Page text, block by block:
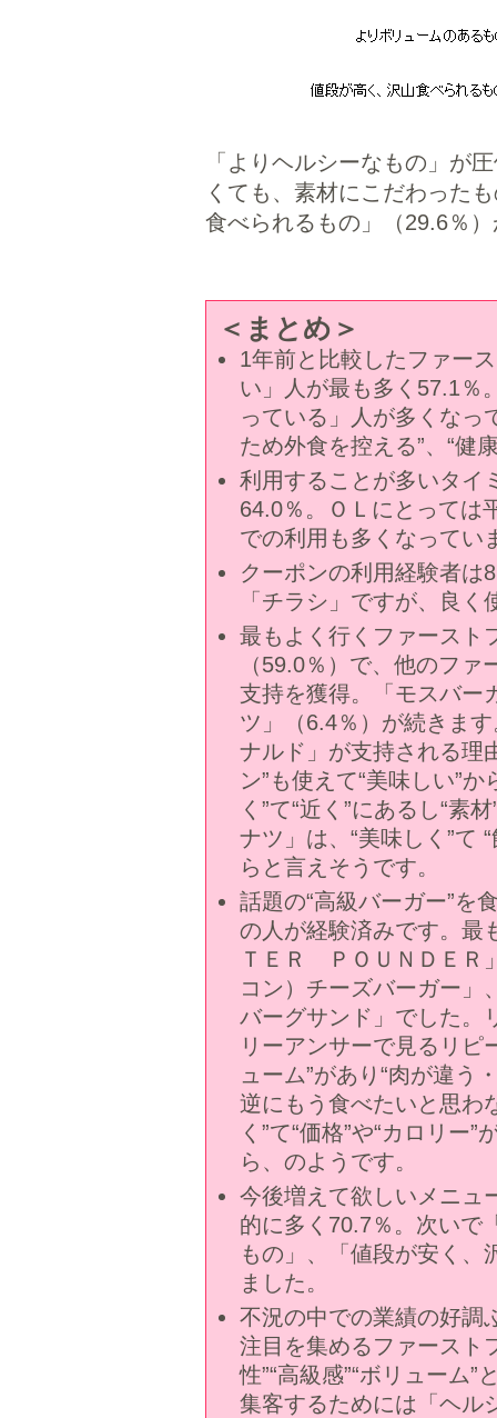
「よりヘルシーなもの」が
くても、素材にこだわった
食べられるもの」（29.6％
＜まとめ＞
1年前と比較したファー
い」人が最も多く57.1％
っている」人が多くなっ
ため外食を控える”、“健
利用することが多いタイ
64.0％。ＯＬにとっては
での利用も多くなってい
クーポンの利用経験者は
「チラシ」ですが、良
最もよく行くファースト
（59.0％）で、他のフ
支持を獲得。「モスバー
ツ」（6.4％）が続きま
ナルド」が支持される理
ン”も使えて“美味しい”
く”て“近く”にあるし“素
ナツ」は、“美味しく”て
らと言えそうです。
話題の“高級バーガー”を
の人が経験済みです。最
ＴＥＲ ＰＯＵＮＤＥＲ
コン）チーズバーガー」
バーグサンド」でした。
リーアンサーで見るリピ
ューム”があり“肉が違う
逆にもう食べたいと思わ
く”て“価格”や“カロリー
ら、のようです。
今後増えて欲しいメニュ
的に多く70.7％。次いで
もの」、「値段が安く、
ました。
不況の中での業績の好調
注目を集めるファースト
性”“高級感”“ボリューム
集客するためには「ヘル